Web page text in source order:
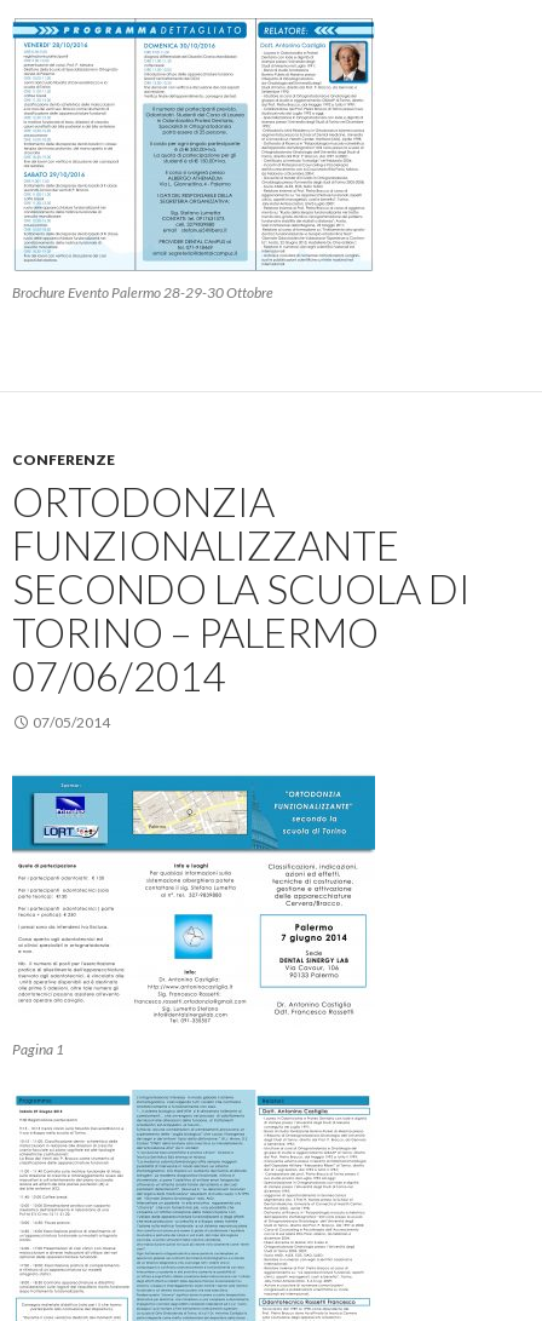
Brochure Evento Palermo 28-29-30 Ottobre
CONFERENZE
ORTODONZIA
FUNZIONALIZZANTE
SECONDO LA SCUOLA DI
TORINO – PALERMO
07/06/2014
07/05/2014
Pagina 1